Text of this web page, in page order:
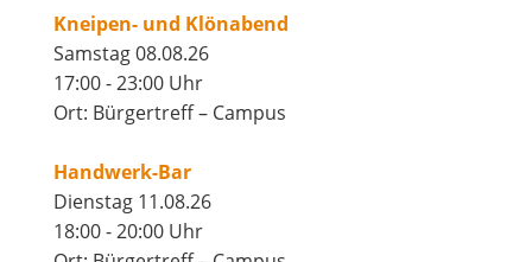
Kneipen- und Klönabend
Samstag 08.08.26
17:00 - 23:00 Uhr
Ort: Bürgertreff – Campus
Handwerk-Bar
Dienstag 11.08.26
18:00 - 20:00 Uhr